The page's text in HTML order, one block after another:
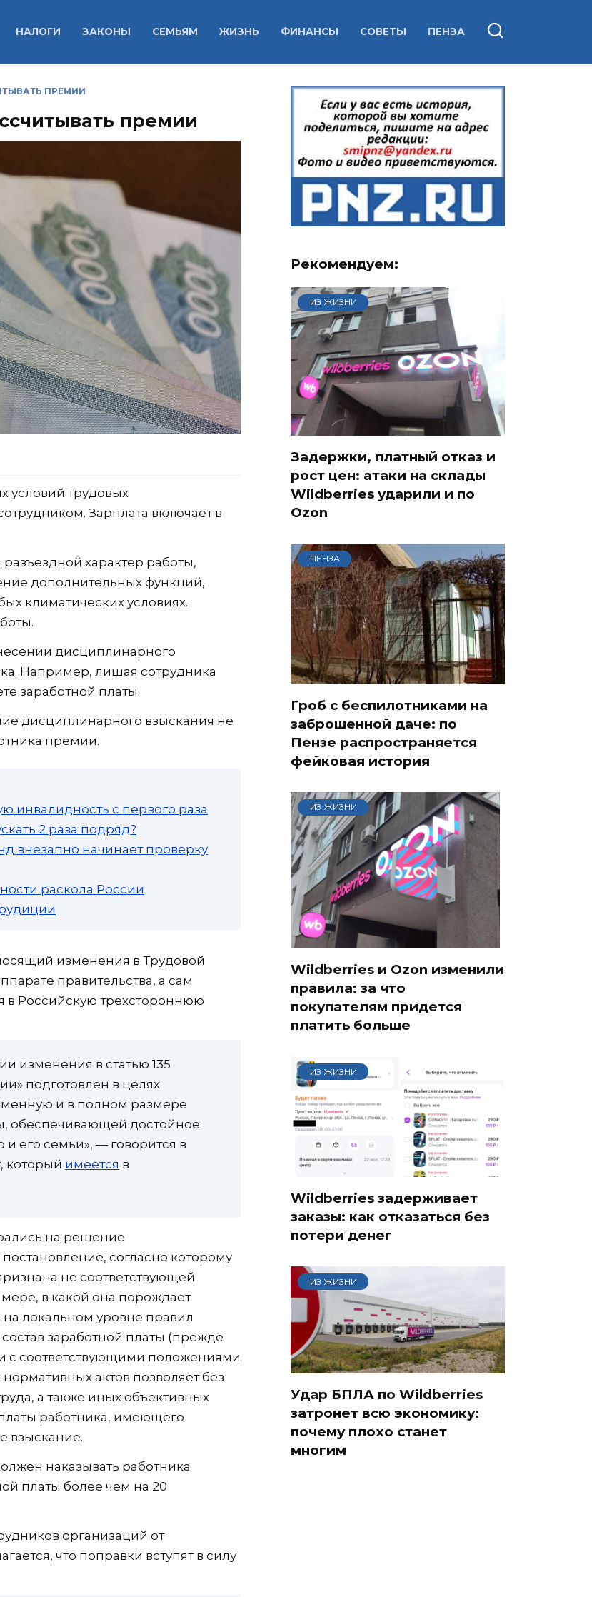
НАЛОГИ ЗАКОНЫ СЕМЬЯМ ЖИЗНЬ ФИНАНСЫ СОВЕТЫ ПЕНЗА
ПРЕМИИ
премии
условий трудовых
Зарплата включает в
характер работы,
дополнительных функций,
климатических условиях.
дисциплинарного
Например, лишая сотрудника
заработной платы.
дисциплинарного взыскания не
премии.
инвалидность с первого раза
2 раза подряд?
внезапно начинает проверку
раскола России
изменения в Трудовой
правительства, а сам
в Российскую трехстороннюю
изменения в статью 135
подготовлен в целях
и в полном размере
обеспечивающей достойное
его семьи», — говорится в
который имеется в
на решение
согласно которому
не соответствующей
в какой она порождает
локальном уровне правил
заработной платы (прежде
с соответствующими положениями
актов позволяет без
а также иных объективных
работника, имеющего
взыскание.
наказывать работника
платы более чем на 20
организаций от
что поправки вступят в силу
Рекомендуем:
ИЗ ЖИЗНИ
Задержки, платный отказ и
рост цен: атаки на склады
Wildberries ударили и по
Ozon
ПЕНЗА
Гроб с беспилотниками на
заброшенной даче: по
Пензе распространяется
фейковая история
ИЗ ЖИЗНИ
Wildberries и Ozon изменили
правила: за что
покупателям придется
платить больше
ИЗ ЖИЗНИ
Wildberries задерживает
заказы: как отказаться без
потери денег
ИЗ ЖИЗНИ
Удар БПЛА по Wildberries
затронет всю экономику:
почему плохо станет
многим